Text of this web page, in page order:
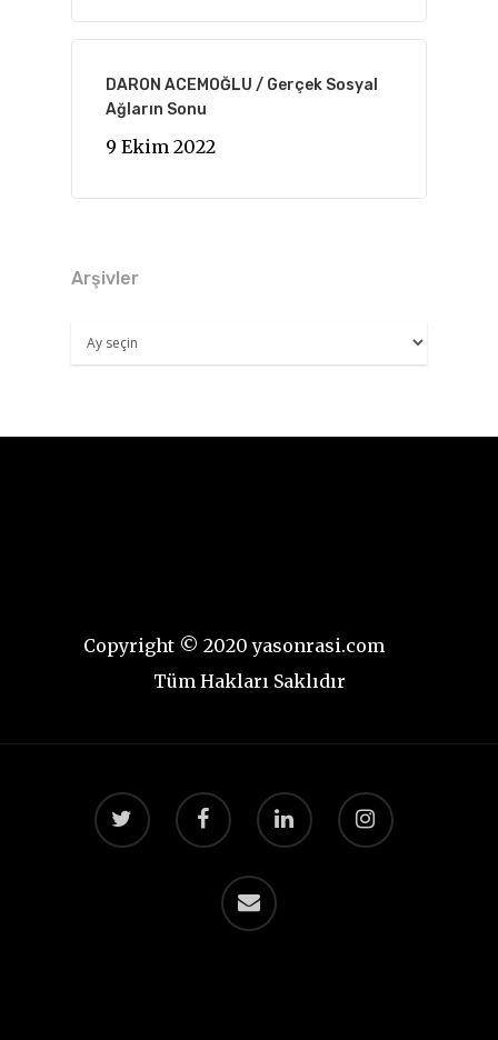
DARON ACEMOĞLU / Gerçek Sosyal
Ağların Sonu
9 Ekim 2022
Arşivler
Arşivler
Copyright © 2020 yasonrasi.com
Tüm Hakları Saklıdır